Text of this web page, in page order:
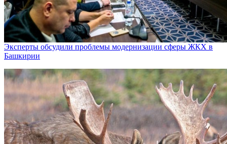
Эксперты обсудили проблемы модернизации сферы ЖКХ в
Башкирии